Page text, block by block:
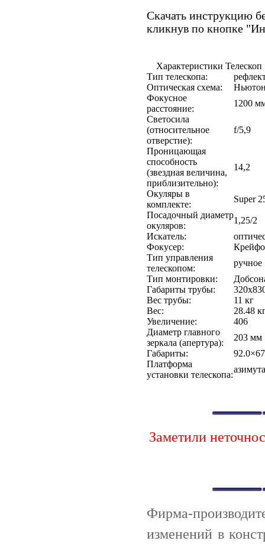
Скачать инструкцию
кликнув по кнопке
Характеристики
Тип телескопа:
Оптическая схема:
Фокусное
расстояние:
1200
Светосила
(относительное
отверстие):
f/5,9
Проницающая
способность
(звездная величина,
приблизительно):
14,2
Окуляры в
комплекте:
Super
Посадочный диаметр
окуляров:
1,25/2
Искатель:
Фокусер:
Тип управления
телескопом:
ручное
Тип монтировки:
Габариты трубы:
Вес трубы:
11 кг
Вес:
28.48
Увеличение:
406
Диаметр главного
зеркала (апертура):
203 мм
Габариты:
Платформа
установки телескопа:
Заметили
Фирма-
изменений в